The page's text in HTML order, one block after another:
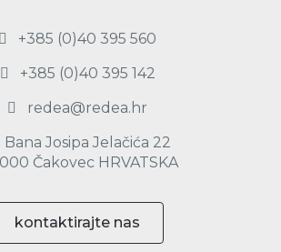
+385 (0)40 395 560
+385 (0)40 395 142
redea@redea.hr
Bana Josipa Jelačića 22
Čakovec HRVATSKA
kontaktirajte nas